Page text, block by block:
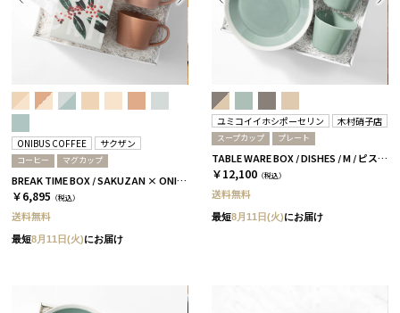
ONIBUS COFFEE サクザン
コーヒー マグカップ
BREAK TIME BOX / SAKUZAN × ONIBUS COFFEE テラコッタ＆コーラルベージュ
￥6,895 （税込）
送料無料
最短8月11日(火)にお届け
ユミコイイホシポーセリン 木村硝子店
スープカップ プレート
TABLE WARE BOX / DISHES / M / ピスタチオグリーン［イイホシユミコ×木村硝子店］
￥12,100 （税込）
送料無料
最短8月11日(火)にお届け